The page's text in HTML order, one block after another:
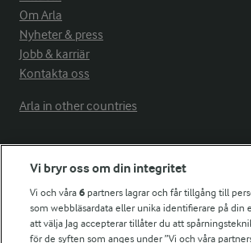
Om Arla
Nyheter & press
Jobb & karriär
Kontakta oss
Arla in other countries
Fler Arlasajter
För ägare
Arlas kundportal
Vi bryr oss om din integritet
Vi och våra6 partners lagrar och får tillgång till
som webbläsardata eller unika identifierare på din
att välja Jag accepterar tillåter du att
för de syften som anges under ”Vi och våra